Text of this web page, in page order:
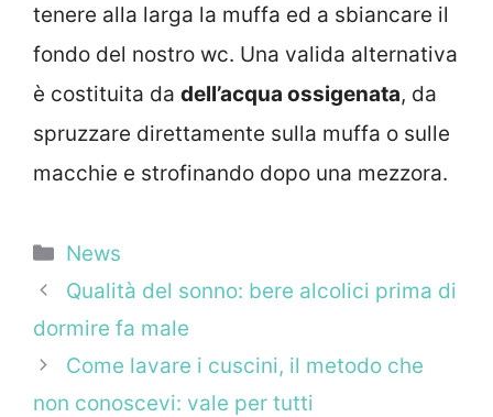
tenere alla larga la muffa ed a sbiancare il
fondo del nostro wc. Una valida alternativa
è costituita da dell’acqua ossigenata, da
spruzzare direttamente sulla muffa o sulle
macchie e strofinando dopo una mezzora.
Categorie
News
Qualità del sonno: bere alcolici prima di
dormire fa male
Come lavare i cuscini, il metodo che
non conoscevi: vale per tutti